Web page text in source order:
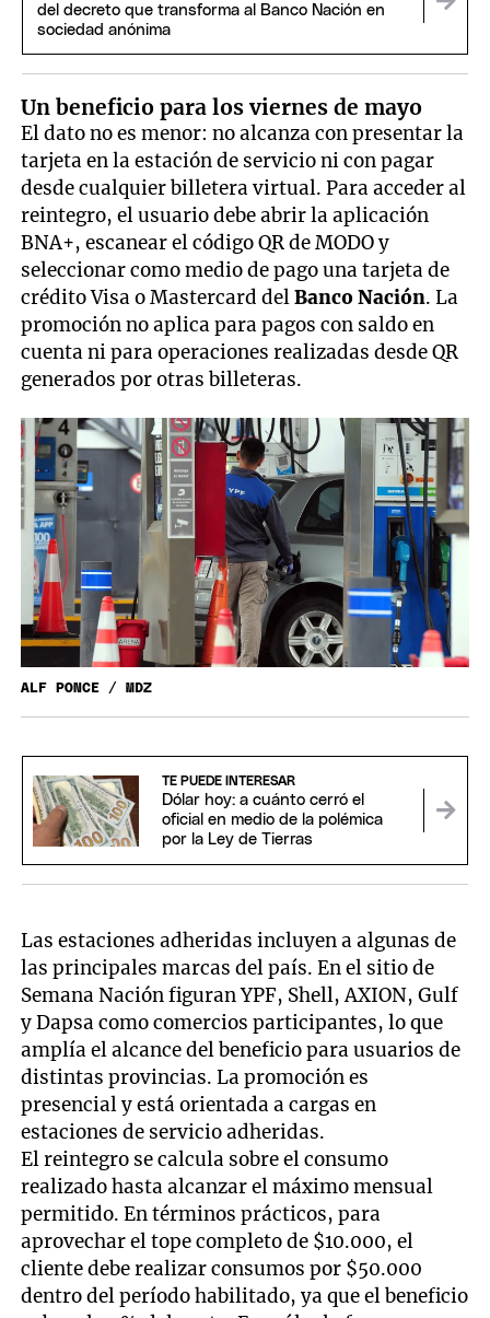
del decreto que transforma al Banco Nación en
sociedad anónima
Un beneficio para los viernes de mayo
El dato no es menor: no alcanza con presentar la
tarjeta en la estación de servicio ni con pagar
desde cualquier billetera virtual. Para acceder al
reintegro, el usuario debe abrir la aplicación
BNA+, escanear el código QR de MODO y
seleccionar como medio de pago una tarjeta de
crédito Visa o Mastercard delBanco Nación. La
promoción no aplica para pagos con saldo en
cuenta ni para operaciones realizadas desde QR
generados por otras billeteras.
ALF PONCE / MDZ
TE PUEDE INTERESAR
Dólar hoy: a cuánto cerró el
oficial en medio de la polémica
por la Ley de Tierras
Las estaciones adheridas incluyen a algunas de
las principales marcas del país. En el sitio de
Semana Nación figuran YPF, Shell, AXION, Gulf
y Dapsa como comercios participantes, lo que
amplía el alcance del beneficio para usuarios de
distintas provincias. La promoción es
presencial y está orientada a cargas en
estaciones de servicio adheridas.
El reintegro se calcula sobre el consumo
realizado hasta alcanzar el máximo mensual
permitido. En términos prácticos, para
aprovechar el tope completo de $10.000, el
cliente debe realizar consumos por $50.000
dentro del período habilitado, ya que el beneficio